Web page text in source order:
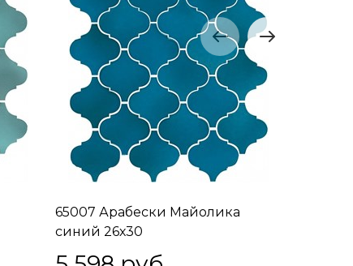
65007 Арабески Майолика
синий 26х30